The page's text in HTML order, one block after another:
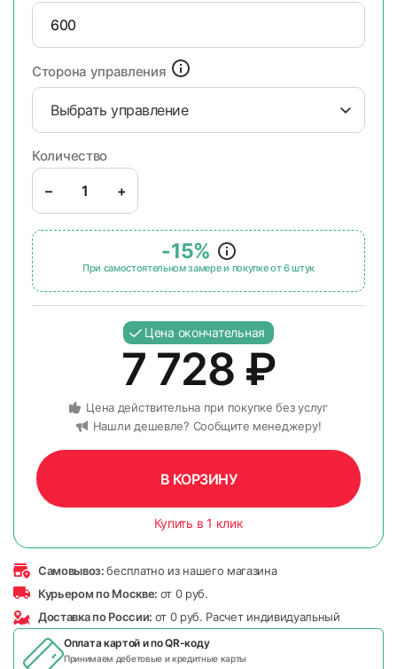
Сторона управления
Выбрать управление
Количество
– +
-15%
При самостоятельном замере и покупке от 6 штук
Цена окончательная
7 728 ₽
Цена действительна при покупке без услуг
Нашли дешевле? Сообщите менеджеру!
В КОРЗИНУ
Купить в 1 клик
Самовывоз:бесплатно из нашего магазина
Курьером по Москве: от 0 руб.
Доставка по России: от 0 руб. Расчет индивидуальный
Оплата картой и поQR-коду
Принимаем дебетовые и кредитные карты